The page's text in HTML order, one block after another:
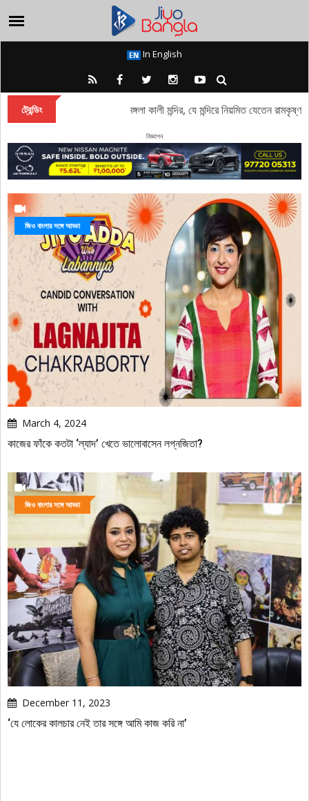
In English
ট্রেন্ডিং রাবণ বধের আগে রামচন্দ্র কেন ও কীভাবে দুর্গা
বিজ্ঞাপন
জিও বাংলার সঙ্গে আড্ডা
March 4, 2024
কাজের ফাঁকে কতটা ‘ল্যাদ’ খেতে ভালোবাসেন লগ্নজিতা?
জিও বাংলার সঙ্গে আড্ডা
December 11, 2023
‘যে লোকের কালচার নেই তার সঙ্গে আমি কাজ করি না’